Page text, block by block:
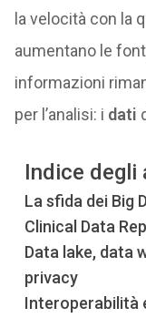
la velocità con la
aumentano le
informazioni
per l’analisi: i dati
Indice degli
La sfida dei Big
Clinical Data
Data lake, data
privacy
Interoperabilità